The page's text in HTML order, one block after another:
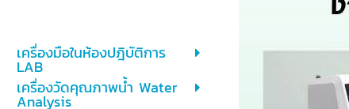
เครื่องมือในห้องปฎิบัติการ
LAB
เครื่องวัดคุณภาพน้ำ Water
Analysis